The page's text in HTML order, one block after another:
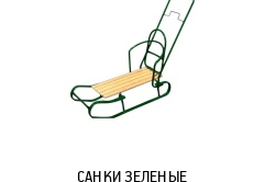
САНКИ ЗЕЛЕНЫЕ